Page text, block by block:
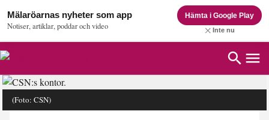
Mälaröarnas nyheter som app
Notiser, artiklar, poddar och video
Hämta i Google Play
Inte nu
(Foto: CSN)